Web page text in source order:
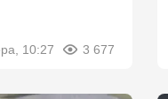
10:27 3 677